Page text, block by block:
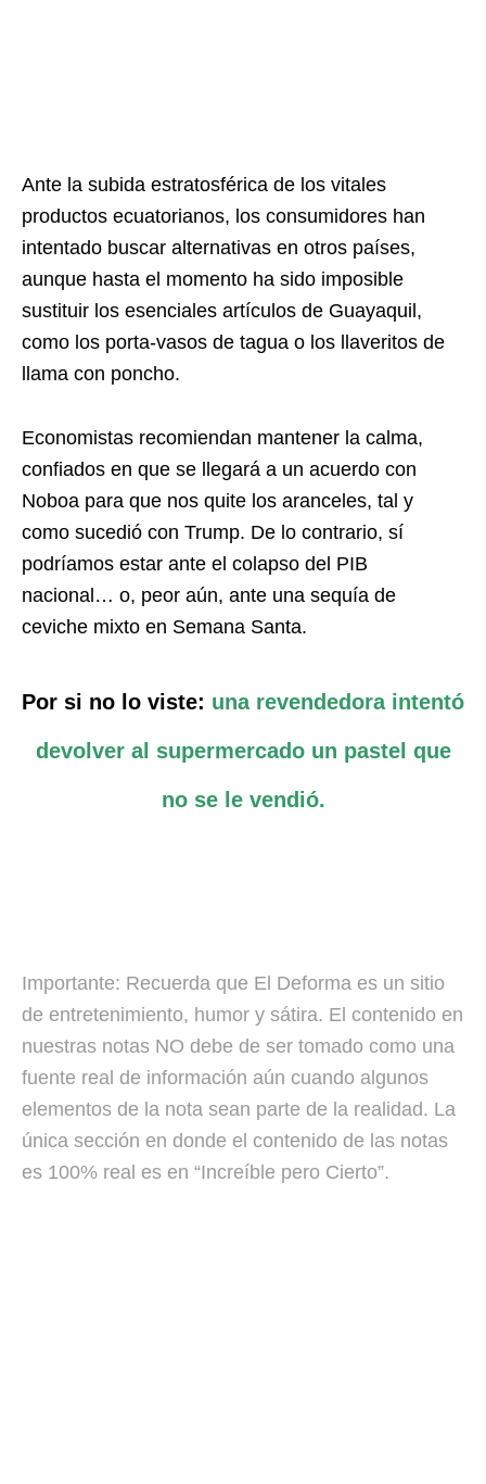
Ante la subida estratosférica de los vitales
productos ecuatorianos, los consumidores han
intentado buscar alternativas en otros países,
aunque hasta el momento ha sido imposible
sustituir los esenciales artículos de Guayaquil,
como los porta-vasos de tagua o los llaveritos de
llama con poncho.
Economistas recomiendan mantener la calma,
confiados en que se llegará a un acuerdo con
Noboa para que nos quite los aranceles, tal y
como sucedió con Trump. De lo contrario, sí
podríamos estar ante el colapso del PIB
nacional… o, peor aún, ante una sequía de
ceviche mixto en Semana Santa.
Por si no lo viste: una revendedora intentó
devolver al supermercado un pastel que
no se le vendió.
Importante: Recuerda que El Deforma es un sitio
de entretenimiento, humor y sátira. El contenido en
nuestras notas NO debe de ser tomado como una
fuente real de información aún cuando algunos
elementos de la nota sean parte de la realidad. La
única sección en donde el contenido de las notas
es 100% real es en “Increíble pero Cierto”.